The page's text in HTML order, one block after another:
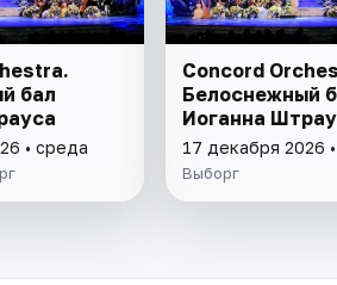
бал
• среда
Concord
Белоснежный
Иоганна
17 декабря 2026
Выборг